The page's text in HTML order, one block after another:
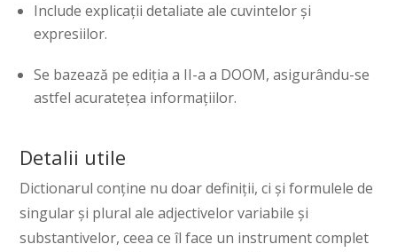
Include explicații detaliate ale cuvintelor și
expresiilor.
Se bazează pe ediția a II-a a DOOM, asigurându-se
astfel acuratețea informațiilor.
Detalii utile
Dictionarul conține nu doar definiții, ci și formulele de
singular și plural ale adjectivelor variabile și
substantivelor, ceea ce îl face un instrument complet